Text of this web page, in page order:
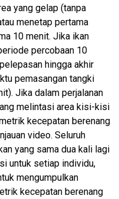
yang gelap (tanpa
menetap pertama
10 menit. Jika ikan
percobaan 10
hingga akhir
pemasangan tangki
Jika dalam perjalanan
melintasi area kisi-kisi
kecepatan berenang
video. Seluruh
yang sama dua kali lagi
untuk setiap individu,
mengumpulkan
kecepatan berenang